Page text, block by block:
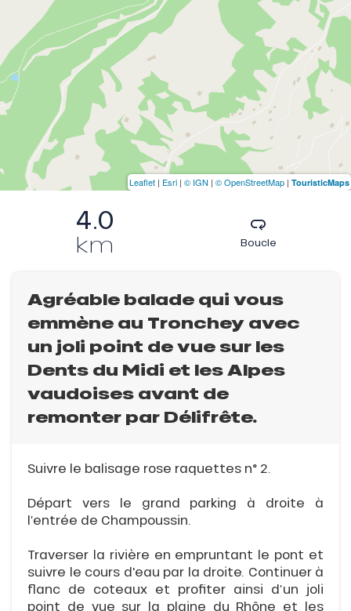
4.0
km Boucle
Agréable balade qui vous
emmène au Tronchey avec
un joli point de vue sur les
Dents du Midi et les Alpes
vaudoises avant de
remonter par Délifrête.
Suivre le balisage rose raquettes n° 2.
Départ vers le grand parking à droite à
l’entrée de Champoussin.
Traverser la rivière en empruntant le pont et
suivre le cours d'eau par la droite. Continuer à
flanc de coteaux et profiter ainsi d’un joli
point de vue sur la plaine du Rhône et les
Leaflet | Esri | © IGN | © OpenStreetMap | TouristicMaps